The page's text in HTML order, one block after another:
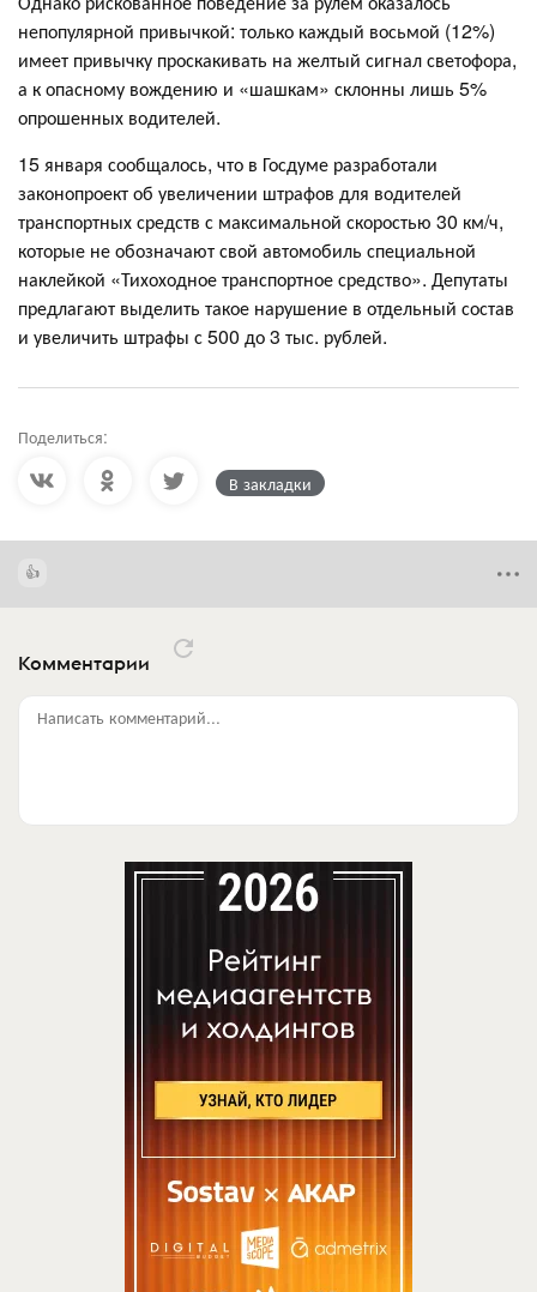
непопулярной привычкой: только каждый восьмой (12%)
имеет привычку проскакивать на желтый сигнал светофора,
а к опасному вождению и «шашкам» склонны лишь 5%
опрошенных водителей.
15 января сообщалось, что в Госдуме разработали
законопроект об увеличении штрафов для водителей
транспортных средств с максимальной скоростью 30 км/ч,
которые не обозначают свой автомобиль специальной
наклейкой «Тихоходное транспортное средство». Депутаты
предлагают выделить такое нарушение в отдельный состав
и увеличить штрафы с 500 до 3 тыс. рублей.
Поделиться:
В закладки
Комментарии
Написать комментарий...